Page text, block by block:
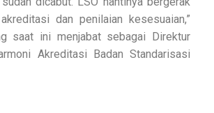
dan penilaian kesesuaian,”
saat ini menjabat sebagai Direktur
Akreditasi Badan Standarisasi